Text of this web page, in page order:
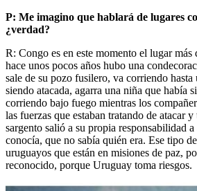
P: Me imagino que hablará de lugares
¿verdad?
R: Congo es en este momento el lugar
hace unos pocos años hubo una
sale de su pozo fusilero, va corriendo hasta
siendo atacada, agarra una niña que había
corriendo bajo fuego mientras los
las fuerzas que estaban tratando de atacar
sargento salió a su propia responsabilidad
conocía, que no sabía quién era. Ese tipo
uruguayos que están en misiones de paz,
reconocido, porque Uruguay toma riesgos.